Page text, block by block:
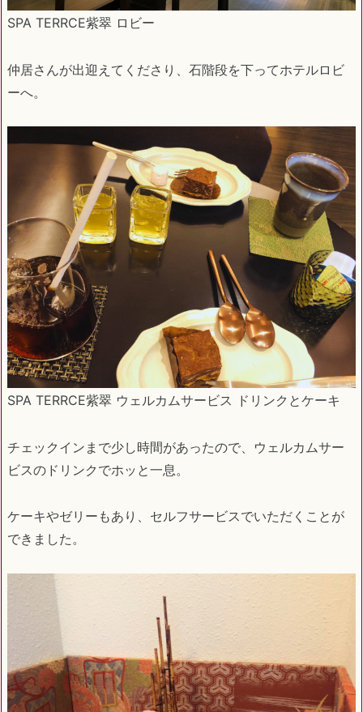
SPA TERRCE紫翠 ロビー
仲居さんが出迎えてくださり、石階段を下ってホテルロビ
ーへ。
SPA TERRCE紫翠 ウェルカムサービス ドリンクとケーキ
チェックインまで少し時間があったので、ウェルカムサー
ビスのドリンクでホッと一息。
ケーキやゼリーもあり、セルフサービスでいただくことが
できました。